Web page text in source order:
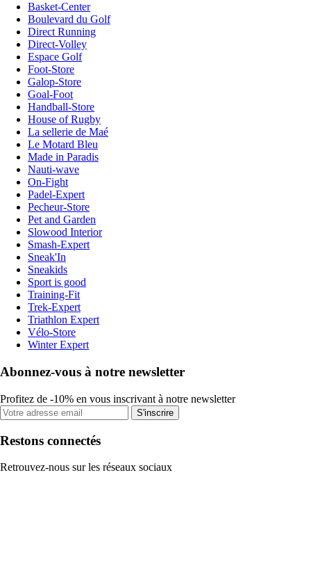
Basket-Center
Boulevard du Golf
Direct Running
Direct-Volley
Espace Golf
Foot-Store
Galop-Store
Goal-Foot
Handball-Store
House of Rugby
La sellerie de Maé
Le Motard Bleu
Made in Paradis
Nauti-wave
On-Fight
Padel-Expert
Pecheur-Store
Pet and Garden
Slowood Interior
Smash-Expert
Sneak'In
Sneakids
Sport is good
Training-Fit
Trek-Expert
Triathlon Expert
Vélo-Store
Winter Expert
Abonnez-vous à notre newsletter
Profitez de -10% en vous inscrivant à notre newsletter
S'inscrire
Restons connectés
Retrouvez-nous sur les réseaux sociaux